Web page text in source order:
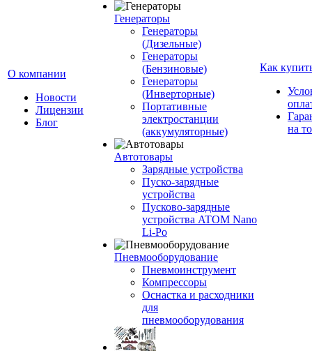
О компании
Новости
Лицензии
Блог
Генераторы
Генераторы
(Дизельные)
Генераторы
(Бензиновые)
Генераторы
(Инверторные)
Портативные
электростанции
(аккумуляторные)
Автотовары
Зарядные устройства
Пуско-зарядные
устройства
Пусково-зарядные
устройства ATOM Nano
Li-Po
Пневмооборудование
Пневмоинструмент
Компрессоры
Оснастка и расходники
для
пневмооборудования
Как
на